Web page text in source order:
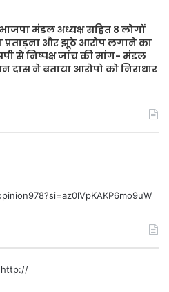
मंडल अध्यक्ष सहित 8 लोगों
प्रताड़ना और झूठे आरोप लगाने का
से निष्पक्ष जांच की मांग- मंडल
दास ने बताया आरोपो को निराधार
http://